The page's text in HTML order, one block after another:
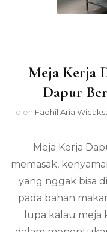
Meja Kerja
Dapur
oleh Fadhil Aria
Meja Kerja
memasak,
yang nggak bisa
pada bahan
lupa kalau meja